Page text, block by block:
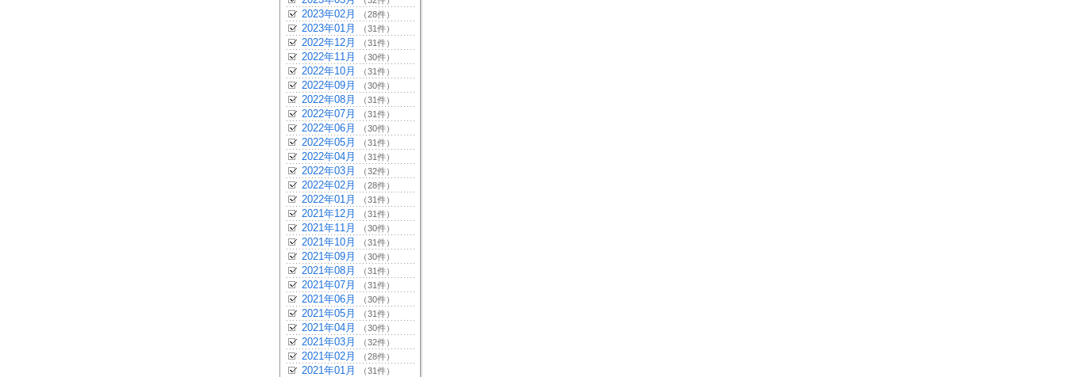
2023年02月 （28件）
2023年01月 （31件）
2022年12月 （31件）
2022年11月 （30件）
2022年10月 （31件）
2022年09月 （30件）
2022年08月 （31件）
2022年07月 （31件）
2022年06月 （30件）
2022年05月 （31件）
2022年04月 （31件）
2022年03月 （32件）
2022年02月 （28件）
2022年01月 （31件）
2021年12月 （31件）
2021年11月 （30件）
2021年10月 （31件）
2021年09月 （30件）
2021年08月 （31件）
2021年07月 （31件）
2021年06月 （30件）
2021年05月 （31件）
2021年04月 （30件）
2021年03月 （32件）
2021年02月 （28件）
2021年01月 （31件）